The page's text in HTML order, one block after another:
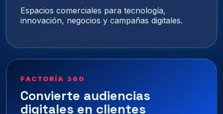
Espacios comerciales para tecnología,
innovación, negocios y campañas digitales.
FACTORÍA 360
Convierte audiencias
digitales en clientes